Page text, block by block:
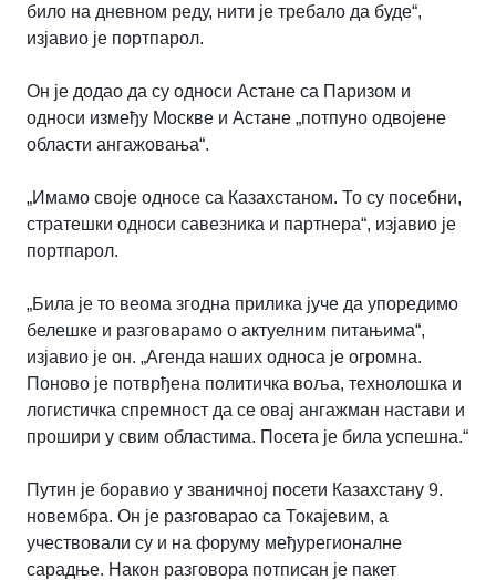
било на дневном реду, нити је требало да буде“,
изјавио је портпарол.
Он је додао да су односи Астане са Паризом и
односи између Москве и Астане „потпуно одвојене
области ангажовања“.
„Имамо своје односе са Казахстаном. То су посебни,
стратешки односи савезника и партнера“, изјавио је
портпарол.
„Била је то веома згодна прилика јуче да упоредимо
белешке и разговарамо о актуелним питањима“,
изјавио је он. „Агенда наших односа је огромна.
Поново је потврђена политичка воља, технолошка и
логистичка спремност да се овај ангажман настави и
прошири у свим областима. Посета је била успешна.“
Путин је боравио у званичној посети Казахстану 9.
новембра. Он је разговарао са Токајевим, а
учествовали су и на форуму међурегионалне
сарадње. Након разговора потписан је пакет